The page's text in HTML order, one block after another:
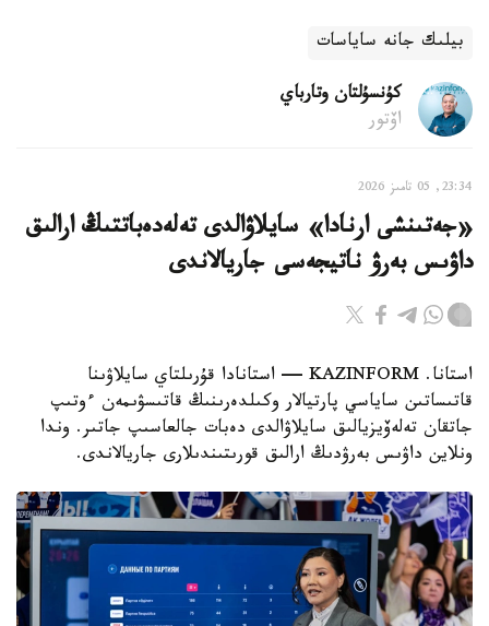
بيلىك جانە ساياسات
كۇنسۇلتان وتارباي
اۆتور
23:34, 05 تامىز 2026
«جەتىنشى ارنادا» سايلاۋالدى تەلەدەباتتىڭ ارالىق
داۋىس بەرۋ ناتيجەسى جاريالاندى
استانا. KAZINFORM — استانادا قۇرىلتاي سايلاۋىنا
قاتىساتىن ساياسي پارتيالار وكىلدەرىنىڭ قاتىسۋىمەن ءوتىپ
جاتقان تەلەۆيزيالىق سايلاۋالدى دەبات جالعاسىپ جاتىر. وندا
ونلاين داۋىس بەرۋدىڭ ارالىق قورىتىندىلارى جاريالاندى.